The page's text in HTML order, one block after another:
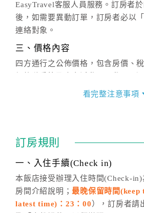
EasyTravel客服人員服務。訂房者
後，如需要異動訂單，訂房者必以
連絡對象。
三、價格內容
四方通行之公佈價格，包含房價、
價」之當日價格為標準。
話方式異動訂單。
※非客服時間之申辦異動，皆為次日
五、客服時間
週一至週日，上午9:00～晚上6:00
看完整注意事項
訂房規則
一、入住手續(Check in)
本飯店接受辦理入住時間(Check-in)
房間介紹說明；最晚保留時間
latest time)：23：00 ），訂房者請